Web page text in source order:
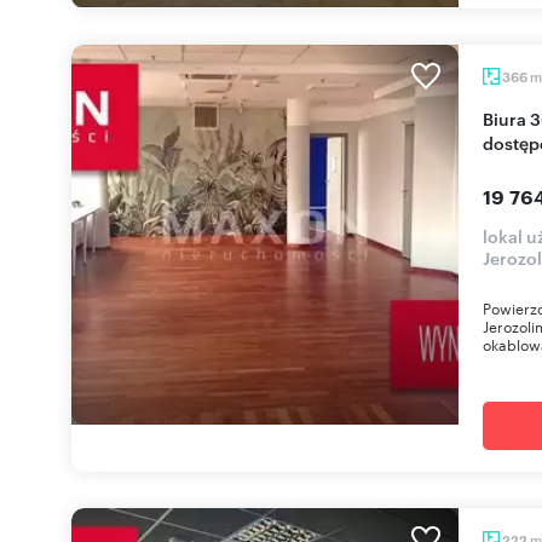
366 m
Biura 366 m² na Ochocie z klimatyzacją i
19
lokal